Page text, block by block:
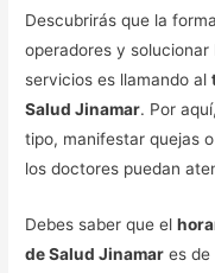
Descubrirás que la
operadores y
servicios es llamando al
Salud Jinamar. Por
tipo, manifestar quejas
los doctores puedan
Debes saber que el
de Salud Jinamar es de